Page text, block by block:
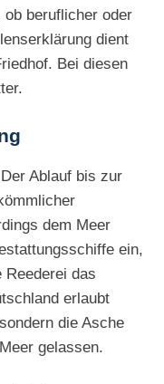
ob beruflicher oder
dient
Bei diesen
Ablauf bis zur
dem Meer
ein,
Reederei das
erlaubt
die Asche
gelassen.